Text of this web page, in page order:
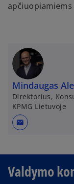
Mindaugas
Direktorius,
KPMG Lietuvoje
mail
Valdymo